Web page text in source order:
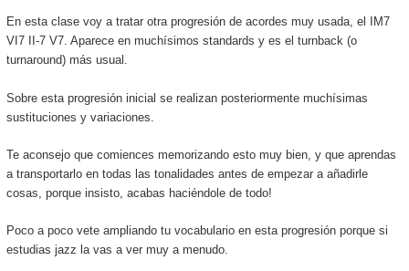
En esta clase voy a tratar otra progresión de acordes muy usada, el IM7
VI7 II-7 V7. Aparece en muchísimos standards y es el turnback (o
turnaround) más usual.
Sobre esta progresión inicial se realizan posteriormente muchísimas
sustituciones y variaciones.
Te aconsejo que comiences memorizando esto muy bien, y que aprendas
a transportarlo en todas las tonalidades antes de empezar a añadirle
cosas, porque insisto, acabas haciéndole de todo!
Poco a poco vete ampliando tu vocabulario en esta progresión porque si
estudias jazz la vas a ver muy a menudo.